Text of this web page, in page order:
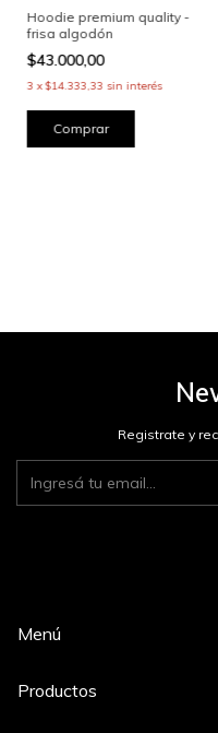
Hoodie premium quality -
frisa algodón
$43.000,00
3 x$14.333,33 sin interés
Comprar
Registrate y
Menú
Productos